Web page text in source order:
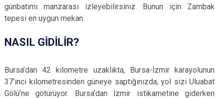
günbatımı manzarası izleyebilirsiniz. Bunun için Zambak
tepesi en uygun mekan.
NASIL GİDİLİR?
Bursa’dan 42 kilometre uzaklıkta, Bursa-İzmir karayolunun
37’inci kilometresinden güneye saptığınızda, yol sizi Uluabat
Gölü’ne götürüyor. Bursa’dan İzmir istikametine giderken